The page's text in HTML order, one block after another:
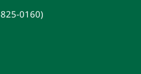
0160)